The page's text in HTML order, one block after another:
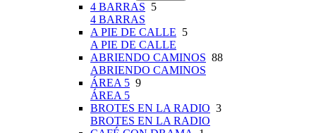
4 BARRAS 5
4 BARRAS
A PIE DE CALLE 5
A PIE DE CALLE
ABRIENDO CAMINOS 88
ABRIENDO CAMINOS
ÁREA 5 9
ÁREA 5
BROTES EN LA RADIO 3
BROTES EN LA RADIO